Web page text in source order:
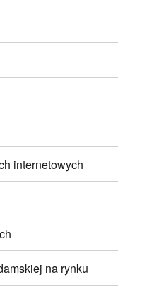
internetowych
na rynku